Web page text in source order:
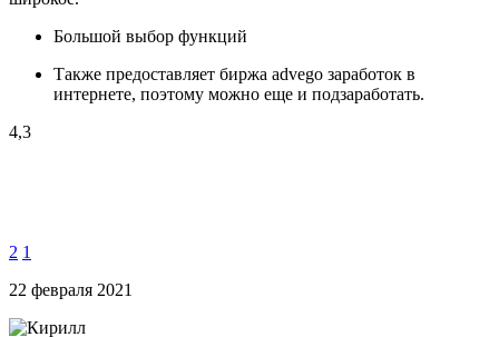
Большой выбор функций
Также предоставляет биржа advego заработок в
интернете, поэтому можно еще и подзаработать.
4,3
2 1
22 февраля 2021